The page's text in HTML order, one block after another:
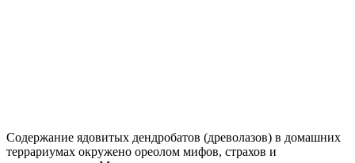
Содержание ядовитых дендробатов (древолазов) в домашних
террариумах окружено ореолом мифов, страхов и